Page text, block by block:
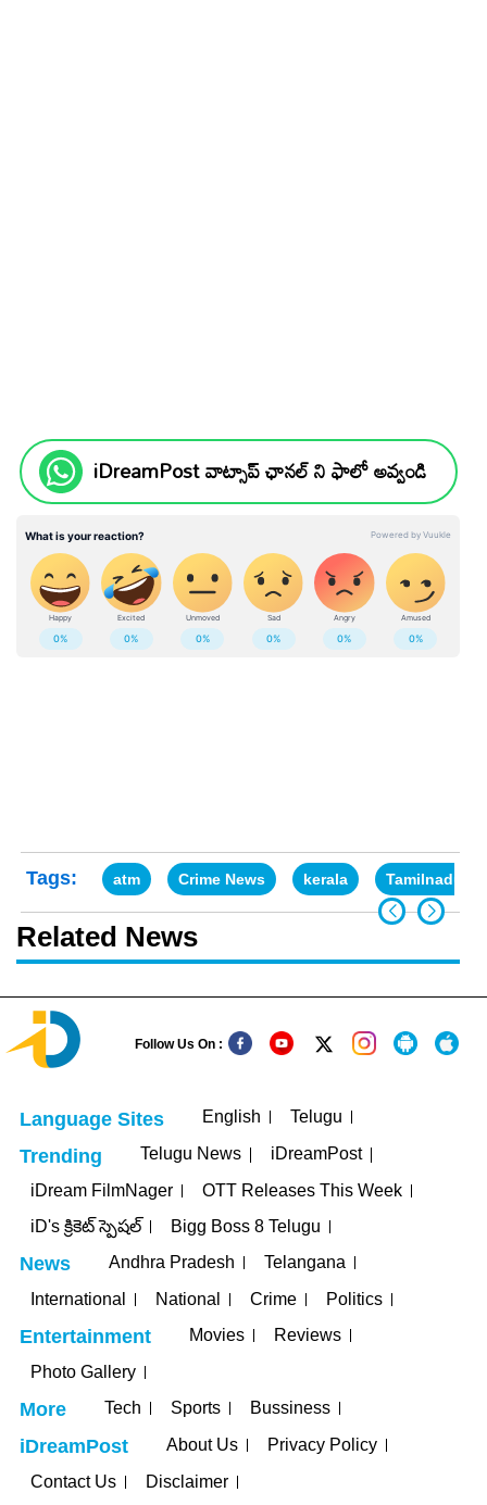
iDreamPost వాట్సాప్ ఛానల్ ని ఫాలో అవ్వండి
Tags: atm Crime News kerala Tamilnadu
Related News
Follow Us On :
Language Sites English Telugu
Trending Telugu News
iDreamPost
iDream FilmNager
OTT Releases This Week
iD's క్రికెట్ స్పెషల్
Bigg Boss 8 Telugu
News Andhra Pradesh
Telangana
International
National Crime Politics
Entertainment Movies
Reviews
Photo Gallery
More Tech Sports Bussiness
iDreamPost About Us
Privacy Policy
Contact Us
Disclaimer